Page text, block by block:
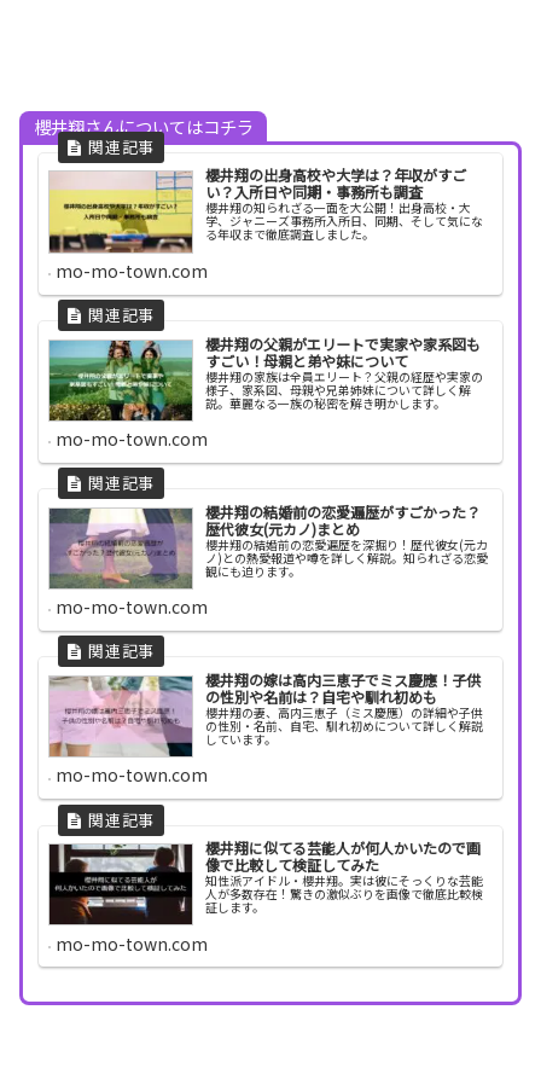
櫻井翔さんについてはコチラ
櫻井翔の出身高校や大学は？年収がすご
い？入所日や同期・事務所も調査
櫻井翔の知られざる一面を大公開！出身高校・大
学、ジャニーズ事務所入所日、同期、そして気にな
る年収まで徹底調査しました。
mo-mo-town.com
櫻井翔の父親がエリートで実家や家系図も
すごい！母親と弟や妹について
櫻井翔の家族は全員エリート？父親の経歴や実家の
様子、家系図、母親や兄弟姉妹について詳しく解
説。華麗なる一族の秘密を解き明かします。
mo-mo-town.com
櫻井翔の結婚前の恋愛遍歴がすごかった？
歴代彼女(元カノ)まとめ
櫻井翔の結婚前の恋愛遍歴を深掘り！歴代彼女(元カ
ノ)との熱愛報道や噂を詳しく解説。知られざる恋愛
観にも迫ります。
mo-mo-town.com
櫻井翔の嫁は高内三恵子でミス慶應！子供
の性別や名前は？自宅や馴れ初めも
櫻井翔の妻、高内三恵子（ミス慶應）の詳細や子供
の性別・名前、自宅、馴れ初めについて詳しく解説
しています。
mo-mo-town.com
櫻井翔に似てる芸能人が何人かいたので画
像で比較して検証してみた
知性派アイドル・櫻井翔。実は彼にそっくりな芸能
人が多数存在！驚きの激似ぶりを画像で徹底比較検
証します。
mo-mo-town.com